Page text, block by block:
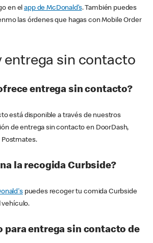
en elapp de McDonald’s. También puedes
las órdenes que hagas con Mobile Order
entrega sin contacto
entrega sin contacto?
está disponible a través de nuestros
de entrega sin contacto en DoorDash,
Postmates.
la recogida Curbside?
puedes recoger tu comida Curbside
vehículo.
para entrega sin contacto de